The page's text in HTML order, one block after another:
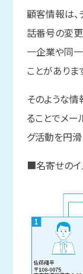
顧客情報は、
話番号の変
一企業や同
ことがありま
そのような
ることでメー
グ活動を円滑
■名寄せのイ